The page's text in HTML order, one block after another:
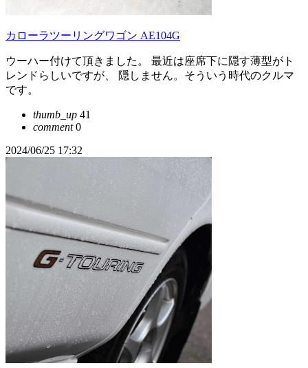
カローラツーリングワゴン AE104G
ウーハー付けて頂きました。 最近は座席下に隠す薄型がト
レンドらしいですが、 隠しません。そういう時代のクルマ
です。
thumb_up 41
comment0
2024/06/25 17:32